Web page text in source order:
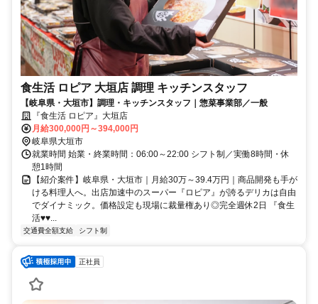
食生活 ロピア 大垣店 調理 キッチンスタッフ
【岐阜県・大垣市】調理・キッチンスタッフ｜惣菜事業部／一般
『食生活 ロピア』大垣店
月給300,000円～394,000円
岐阜県大垣市
就業時間 始業・終業時間：06:00～22:00 シフト制／実働8時間・休
憩1時間
【紹介案件】岐阜県・大垣市｜月給30万～39.4万円｜商品開発も手が
ける料理人へ。出店加速中のスーパー『ロピア』が誇るデリカは自由
でダイナミック。価格設定も現場に裁量権あり◎完全週休2日 『食生
活♥♥...
交通費全額支給 シフト制
正社員